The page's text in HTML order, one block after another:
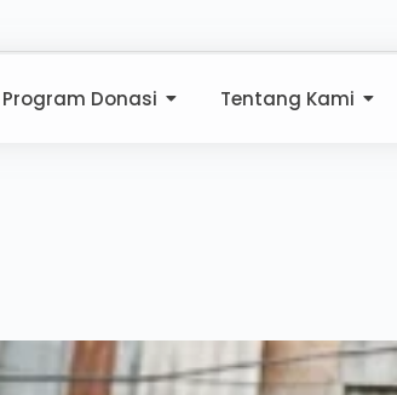
Program Donasi Tentang Kami